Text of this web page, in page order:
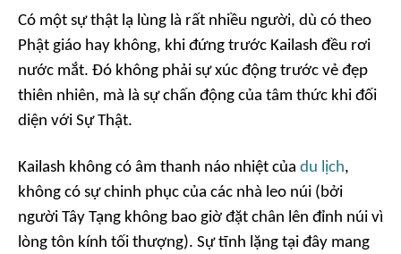
Có một sự thật lạ lùng là rất nhiều người, dù có theo
Phật giáo hay không, khi đứng trước Kailash đều rơi
nước mắt. Đó không phải sự xúc động trước vẻ đẹp
thiên nhiên, mà là sự chấn động của tâm thức khi đối
diện với Sự Thật.
Kailash không có âm thanh náo nhiệt của du lịch,
không có sự chinh phục của các nhà leo núi (bởi
người Tây Tạng không bao giờ đặt chân lên đỉnh núi vì
lòng tôn kính tối thượng). Sự tĩnh lặng tại đây mang